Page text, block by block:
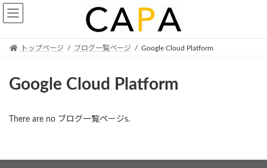
Skip
the
Skip
the
トップページ ブログ一覧ページ Google Cloud Platform
Google Cloud Platform
There are no ブログ一覧ページs.